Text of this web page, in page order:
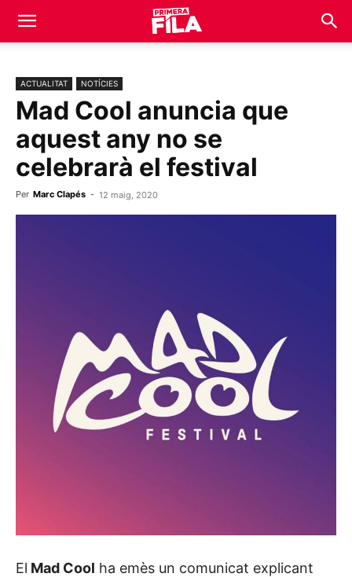
ACTUALITAT NOTÍCIES
Mad Cool anuncia que
aquest any no se
celebrarà el festival
Per Marc Clapés - 12 maig, 2020
El Mad Cool ha emès un comunicat explicant